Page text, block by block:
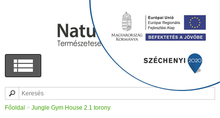
Főoldal > Jungle Gym House 2.1 torony